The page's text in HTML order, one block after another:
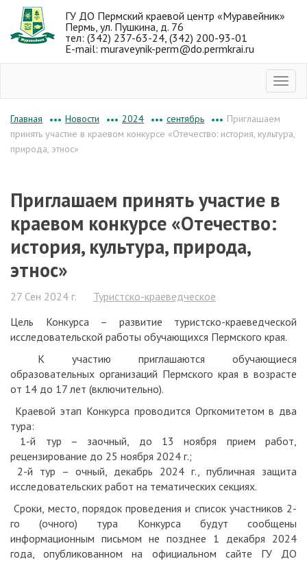
ГУ ДО Пермский краевой центр «Муравейник»
Пермь, ул. Пушкина, д. 76
тел: (342) 237-63-24, (342) 200-93-01
E-mail: muraveynik-perm@do.permkrai.ru
Главная ••• Новости ••• 2024 ••• сентябрь ••• Приглашаем
принять участие в краевом конкурсе «Отечество: история, культура,
природа, этнос»
Приглашаем принять участие в
краевом конкурсе «Отечество:
история, культура, природа,
этнос»
27 Сен 2024 г.
Туристско-краеведческое
Цель Конкурса – развитие туристско-краеведческой
исследовательской работы обучающихся Пермского края.
К участию приглашаются обучающиеся
образовательных организаций Пермского края в возрасте
от 14 до 17 лет (включительно).
Краевой этап Конкурса проводится Оргкомитетом в два
тура:
1-й тур – заочный, до 13 ноября прием работ,
рецензирование до 25 ноября 2024 г.;
2-й тур – очный, декабрь 2024 г., публичная защита
исследовательских работ на тематических секциях.
Сроки, место, порядок проведения и список участников 2-
го (очного) тура Конкурса будут сообщены
информационным письмом не позднее 1 декабря 2024
года, опубликованном на официальном сайте ГУ ДО